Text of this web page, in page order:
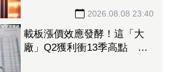
2026.08.08 23:40
載板漲價效應發酵！這「大
廠」Q2獲利衝13季高點 再